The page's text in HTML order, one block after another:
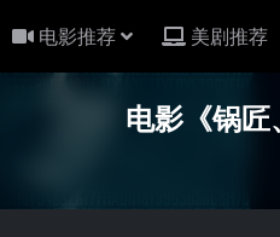
电影推荐 美剧推荐
电影《锅